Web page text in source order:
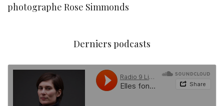
photographe Rose Simmonds
Derniers podcasts